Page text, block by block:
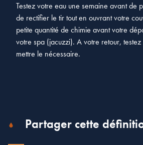
Testez votre eau une semaine avant de
de rectifier le tir tout en ouvrant votre
petite quantité de chimie avant votre
votre spa (jacuzzi). A votre retour,
mettre le nécessaire.
Partager cette